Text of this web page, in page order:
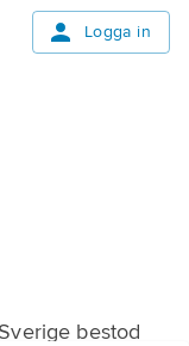
Logga in
bestod